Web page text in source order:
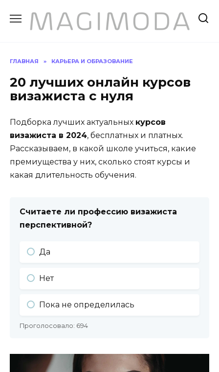
содержанию
ГЛАВНАЯ » КАРЬЕРА И ОБРАЗОВАНИЕ
20 лучших онлайн курсов
визажиста с нуля
Подборка лучших актуальных курсов
визажиста в 2024, бесплатных и платных.
Рассказываем, в какой школе учиться, какие
премиущества у них, сколько стоят курсы и
какая длительность обучения.
Считаете ли профессию визажиста
перспективной?
Да
Нет
Пока не определилась
Проголосовало: 694